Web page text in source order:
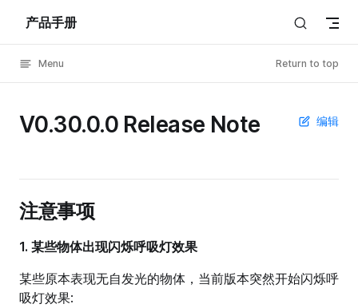
Skip to content
产品手册
Menu Return to top
编辑
V0.30.0.0 Release Note
注意事项
1. 某些物体出现闪烁呼吸灯效果
某些原本表现无自发光的物体，当前版本突然开始闪烁呼
吸灯效果: